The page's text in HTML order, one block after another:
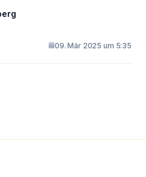
09. Mär 2025 um 5:35